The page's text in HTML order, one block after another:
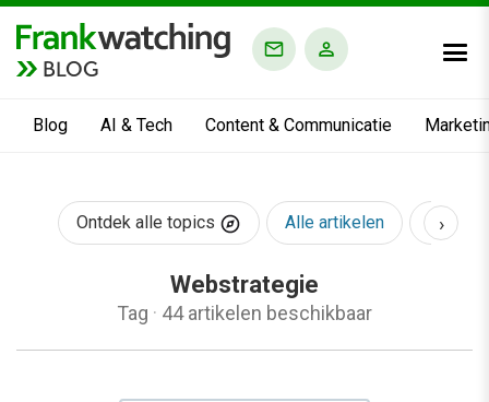
BLOG
Blog AI & Tech Content & Communicatie
Ontdek alle topics Alle artikelen AI &
›
Webstrategie
Tag · 44 artikelen beschikbaar